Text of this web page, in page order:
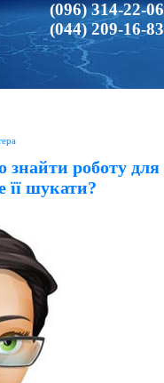
(096) 314-22-06
(044) 209-16-83
роботу для
її шукати?